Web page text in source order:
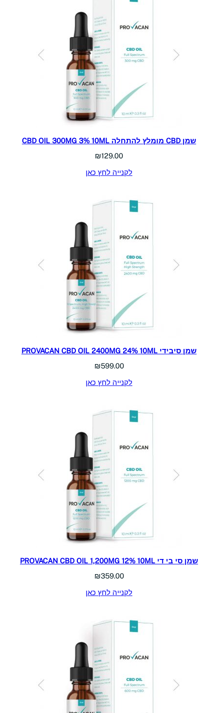
שמן CBD מומלץ להתחלה CBD OIL 300MG 3% 10ML
₪129.00
לקנייה לחץ כאן
שמן סיבידי PROVACAN CBD OIL 2400MG 24% 10ML
₪599.00
לקנייה לחץ כאן
שמן סי בי די PROVACAN CBD OIL 1,200MG 12% 10ML
₪359.00
לקנייה לחץ כאן